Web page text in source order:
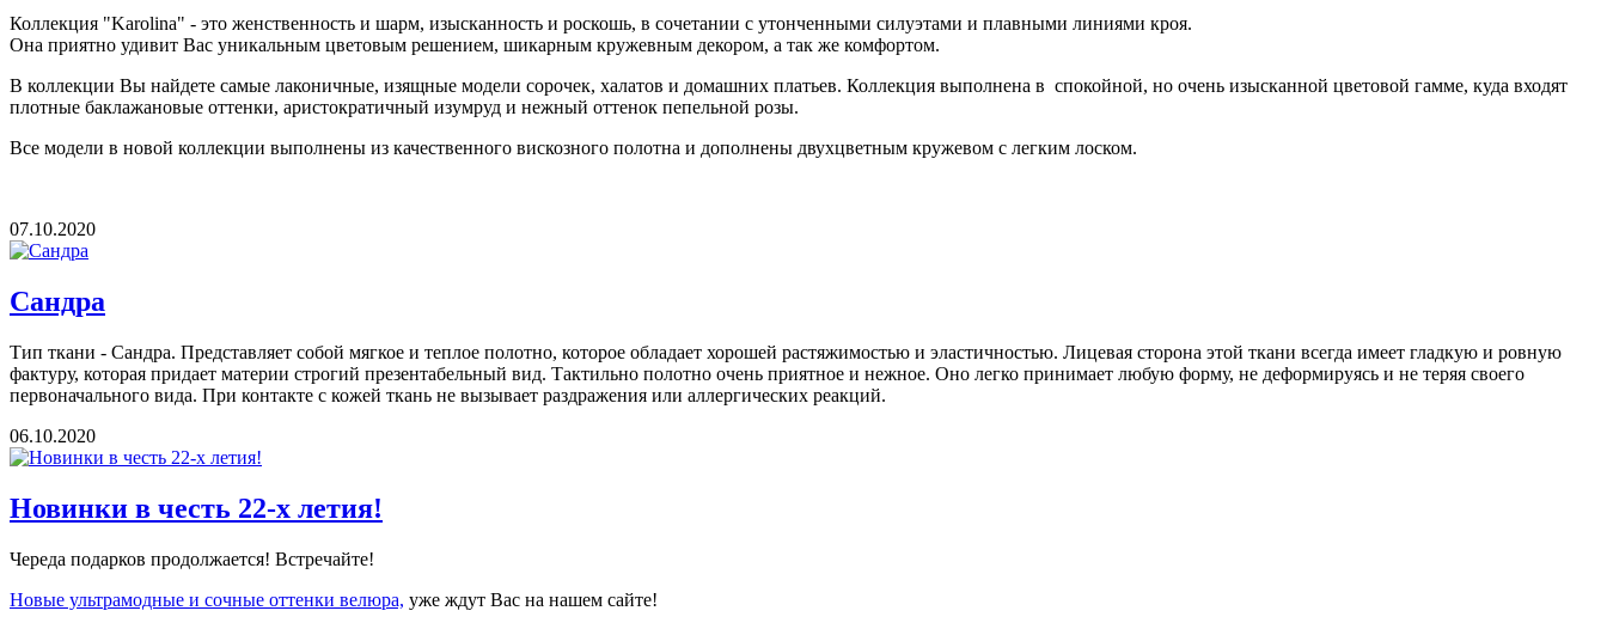
Коллекция "Karolina" - это женственность и шарм, изысканность и роскошь, в сочетании с утонченными силуэтами и плавными линиями кроя.
Она приятно удивит Вас уникальным цветовым решением, шикарным кружевным декором, а так же комфортом.
В коллекции Вы найдете самые лаконичные, изящные модели сорочек, халатов и домашних платьев. Коллекция выполнена в спокойной, но очень изысканной цветовой гамме, куда входят
плотные баклажановые оттенки, аристократичный изумруд и нежный оттенок пепельной розы.
Все модели в новой коллекции выполнены из качественного вискозного полотна и дополнены двухцветным кружевом с легким лоском.
07.10.2020
Сандра
Тип ткани - Сандра. Представляет собой мягкое и теплое полотно, которое обладает хорошей растяжимостью и эластичностью. Лицевая сторона этой ткани всегда имеет гладкую и ровную
фактуру, которая придает материи строгий презентабельный вид. Тактильно полотно очень приятное и нежное. Оно легко принимает любую форму, не деформируясь и не теряя своего
первоначального вида. При контакте с кожей ткань не вызывает раздражения или аллергических реакций.
06.10.2020
Новинки в честь 22-х летия!
Череда подарков продолжается! Встречайте!
Новые ультрамодные и сочные оттенки велюра, уже ждут Вас на нашем сайте!